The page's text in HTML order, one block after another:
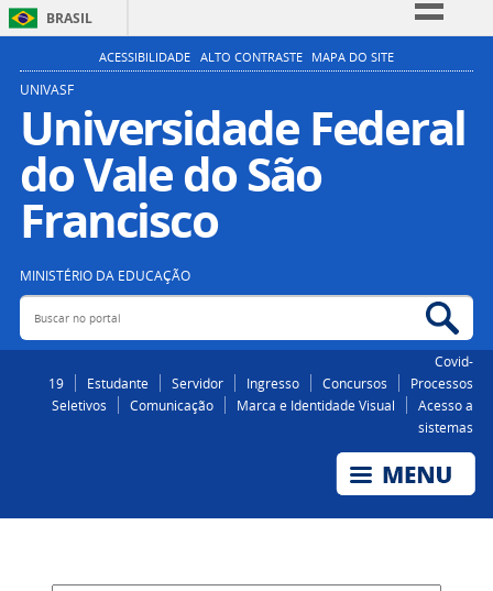
BRASIL
Simplifique!
Participe
Acesso à informação
Legislação
ACESSIBILIDADE ALTO CONTRASTE MAPA DO SITE
UNIVASF
Universidade Federal
do Vale do São
Francisco
MINISTÉRIO DA EDUCAÇÃO
Buscar no portal
Covid-
19
Estudante Servidor Ingresso Concursos
Processos
Seletivos
Comunicação Marca e Identidade Visual
Acesso a
sistemas